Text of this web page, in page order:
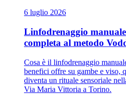
6 luglio 2026
Linfodrenaggio
completa al metodo
Cosa è il linfodrenaggio
benefici offre su gambe e viso,
diventa un rituale sensoriale
Via Maria Vittoria a Torino.